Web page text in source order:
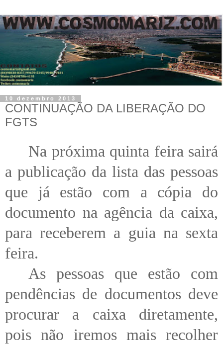
10 dezembro 2013
CONTINUAÇÃO DA LIBERAÇÃO DO
FGTS
Na próxima quinta feira sairá
a publicação da lista das pessoas
que já estão com a cópia do
documento na agência da caixa,
para receberem a guia na sexta
feira.
As pessoas que estão com
pendências de documentos deve
procurar a caixa diretamente,
pois não iremos mais recolher